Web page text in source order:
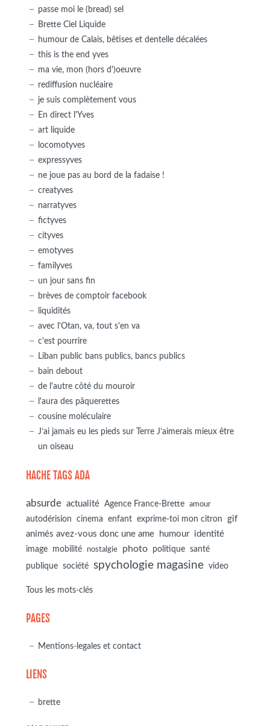
passe moi le (bread) sel
Brette Ciel Liquide
humour de Calais, bêtises et dentelle décalées
this is the end yves
ma vie, mon (hors d')oeuvre
rediffusion nucléaire
je suis complètement vous
En direct l'Yves
art liquide
locomotyves
expressyves
ne joue pas au bord de la fadaise !
creatyves
narratyves
fictyves
cityves
emotyves
familyves
un jour sans fin
brèves de comptoir facebook
liquidités
avec l'Otan, va, tout s'en va
c'est pourrire
Liban public bans publics, bancs publics
bain debout
de l'autre côté du mouroir
l'aura des pâquerettes
cousine moléculaire
J’ai jamais eu les pieds sur Terre J’aimerais mieux être
un oiseau
HACHE TAGS ADA
absurde actualité Agence France-Brette amour
autodérision cinema enfant exprime-toi mon citron
gif
animés avez-vous donc une ame
humour identité
image mobilité nostalgie photo politique
santé
publique
société spychologie magasine video
Tous les mots-clés
PAGES
Mentions-legales et contact
LIENS
brette